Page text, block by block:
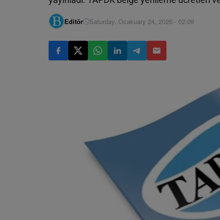
Editör Saturday, Ocakuary 24, 2026 - 02:09